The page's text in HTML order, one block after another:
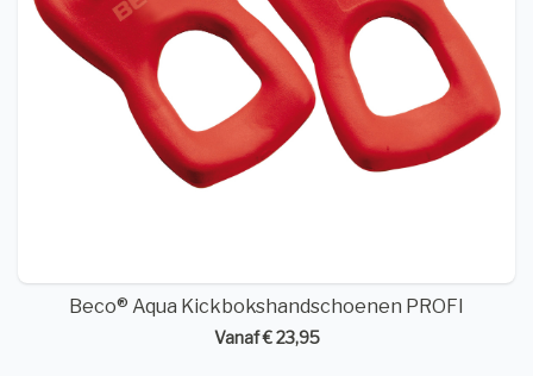
Beco® Aqua Kickbokshandschoenen PROFI
Vanaf € 23,95